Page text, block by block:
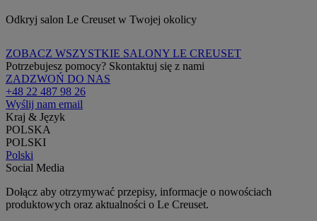
Odkryj salon Le Creuset w Twojej okolicy
ZOBACZ WSZYSTKIE SALONY LE CREUSET
Potrzebujesz pomocy? Skontaktuj się z nami
ZADZWOŃ DO NAS
+48 22 487 98 26
Wyślij nam email
Kraj & Język
POLSKA
POLSKI
Polski
Social Media
Dołącz aby otrzymywać przepisy, informacje o nowościach
produktowych oraz aktualności o Le Creuset.